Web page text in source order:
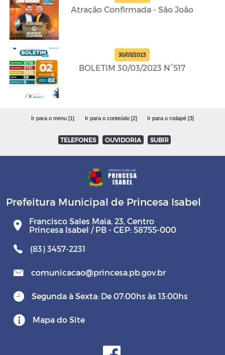
Atração Confirmada - São João
30/03/2023
BOLETIM 30/03/2023 N°517
Ir para o menu [1] Ir para o conteúdo [2] Ir para o rodapé [3]
TELEFONES OUVIDORIA SUBIR
Prefeitura Municipal de Princesa Isabel
Francisco Sales Maia, 23, Centro
Princesa Isabel / PB - CEP: 58755-000
(83) 3457-2231
comunicacao@princesa.pb.gov.br
Segunda à Sexta: De 07:00hs às 13:00hs
Mapa do Site